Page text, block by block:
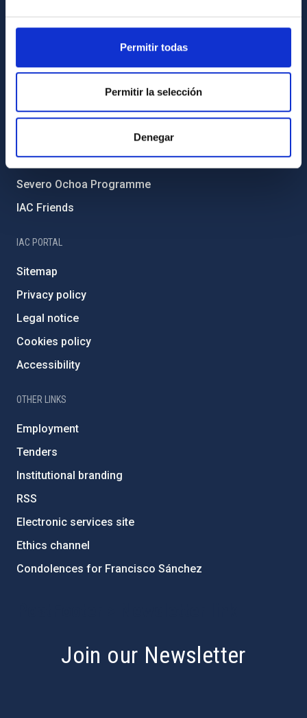
Permitir todas
Permitir la selección
Denegar
Transparency
Code of ethics and anti-fraud policy
Gender equality and diversity
Environment and Sustainability
Forever IAC
External funding
Severo Ochoa Programme
IAC Friends
IAC PORTAL
Sitemap
Privacy policy
Legal notice
Cookies policy
Accessibility
OTHER LINKS
Employment
Tenders
Institutional branding
RSS
Electronic services site
Ethics channel
Condolences for Francisco Sánchez
Join our Newsletter